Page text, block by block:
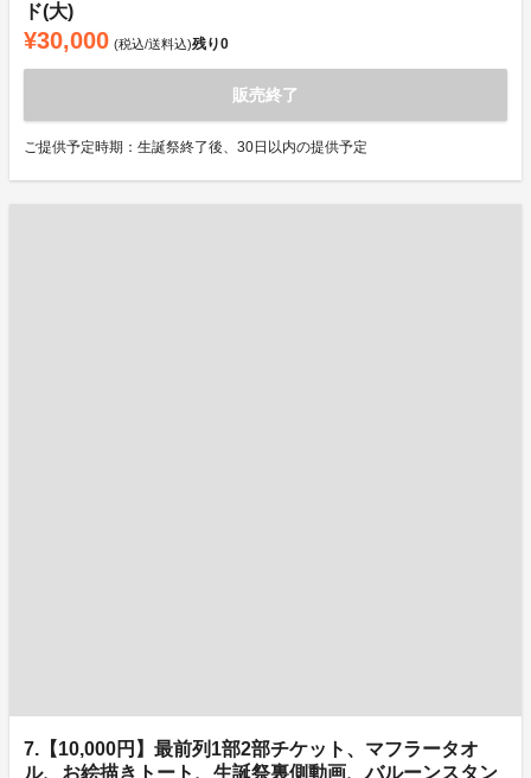
ド(大)
¥30,000 (税込/送料込)残り0
販売終了
ご提供予定時期：生誕祭終了後、30日以内の提供予定
7.【10,000円】最前列1部2部チケット、マフラータオ
ル、お絵描きトート、生誕祭裏側動画、バルーンスタン